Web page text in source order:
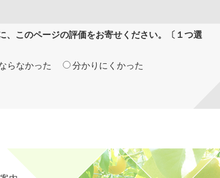
、このページの評価をお寄せください。〔１つ選
らなかった 分かりにくかった